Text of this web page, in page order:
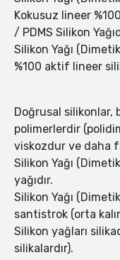
Kokusuz lineer
/ PDMS Silikon
Silikon Yağı
%100 aktif lineer
Doğrusal silikonlar,
polimerlerdir
viskozdur ve daha
Silikon Yağı
yağıdır.
Silikon Yağı
santistrok (orta
Silikon yağları
silikalardır).